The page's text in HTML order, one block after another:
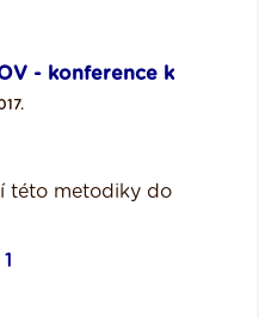
- konference k
této metodiky do